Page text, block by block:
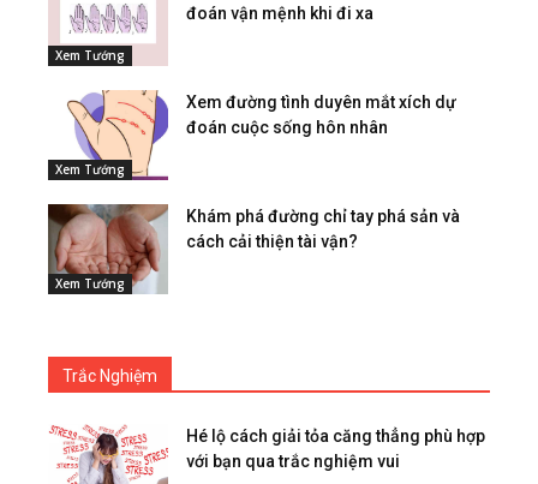
Xem Tướng
đoán vận mệnh khi đi xa
Xem Tướng
Xem đường tình duyên mắt xích dự
đoán cuộc sống hôn nhân
Xem Tướng
Khám phá đường chỉ tay phá sản và
cách cải thiện tài vận?
Trắc Nghiệm
Hé lộ cách giải tỏa căng thẳng phù hợp
với bạn qua trắc nghiệm vui